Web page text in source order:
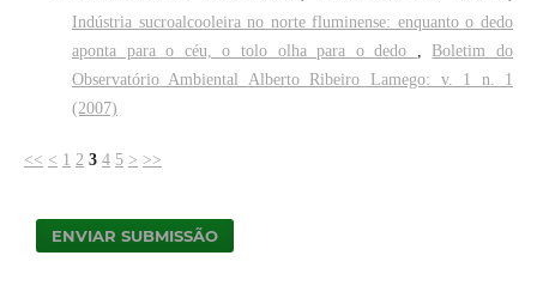
Indústria sucroalcooleira no norte fluminense: enquanto o dedo
aponta para o céu, o tolo olha para o dedo , Boletim do
Observatório Ambiental Alberto Ribeiro Lamego: v. 1 n. 1
(2007)
<< < 1 2 3 4 5 > >>
ENVIAR SUBMISSÃO